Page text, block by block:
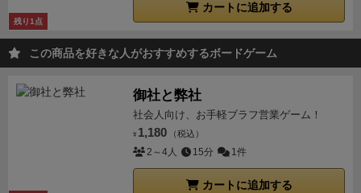
残り1点
カートに追加する
この商品を好きな人がおすすめするボードゲーム
御社と弊社
社会人向け、お手軽ブラフ営業ゲーム！
¥ 1,180 （税込）
2～4人 15分 1件
カートに追加する